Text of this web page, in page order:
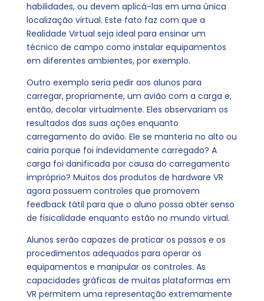
habilidades, ou devem aplicá-las em uma única
localização virtual. Este fato faz com que a
Realidade Virtual seja ideal para ensinar um
técnico de campo como instalar equipamentos
em diferentes ambientes, por exemplo.
Outro exemplo seria pedir aos alunos para
carregar, propriamente, um avião com a carga e,
então, decolar virtualmente. Eles observariam os
resultados das suas ações enquanto
carregamento do avião. Ele se manteria no alto ou
cairia porque foi indevidamente carregado? A
carga foi danificada por causa do carregamento
impróprio? Muitos dos produtos de hardware VR
agora possuem controles que promovem
feedback tátil para que o aluno possa obter senso
de fisicalidade enquanto estão no mundo virtual.
Alunos serão capazes de praticar os passos e os
procedimentos adequados para operar os
equipamentos e manipular os controles. As
capacidades gráficas de muitas plataformas em
VR permitem uma representação extremamente